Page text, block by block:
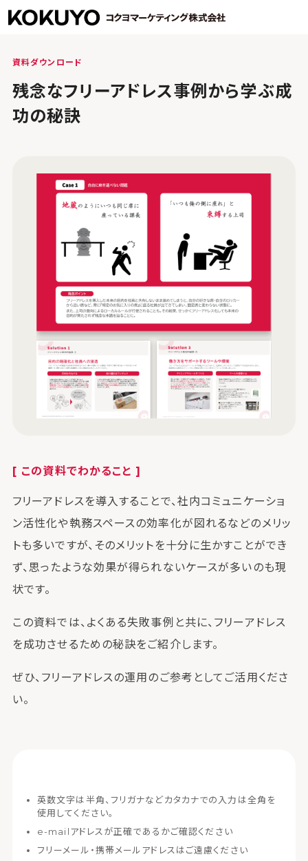
資料ダウンロード
残念なフリーアドレス事例から学ぶ成
功の秘訣
[ この資料でわかること ]
フリーアドレスを導入することで、社内コミュニケーショ
ン活性化や執務スペースの効率化が図れるなどのメリッ
トも多いですが、そのメリットを十分に生かすことができ
ず、思ったような効果が得られないケースが多いのも現
状です。
この資料では、よくある失敗事例と共に、フリーアドレス
を成功させるための秘訣をご紹介します。
ぜひ、フリーアドレスの運用のご参考としてご活用くださ
い。
英数文字は半角、フリガナなどカタカナでの入力は全角を
使用してください。
e-mailアドレスが正確であるかご確認ください
フリーメール・携帯メールアドレスはご遠慮ください